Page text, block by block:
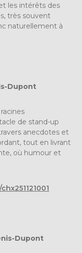
les intérêts des
très souvent
naturellement à
Dupont
de stand-up
anecdotes et
tout en livrant
où humour et
Dupont